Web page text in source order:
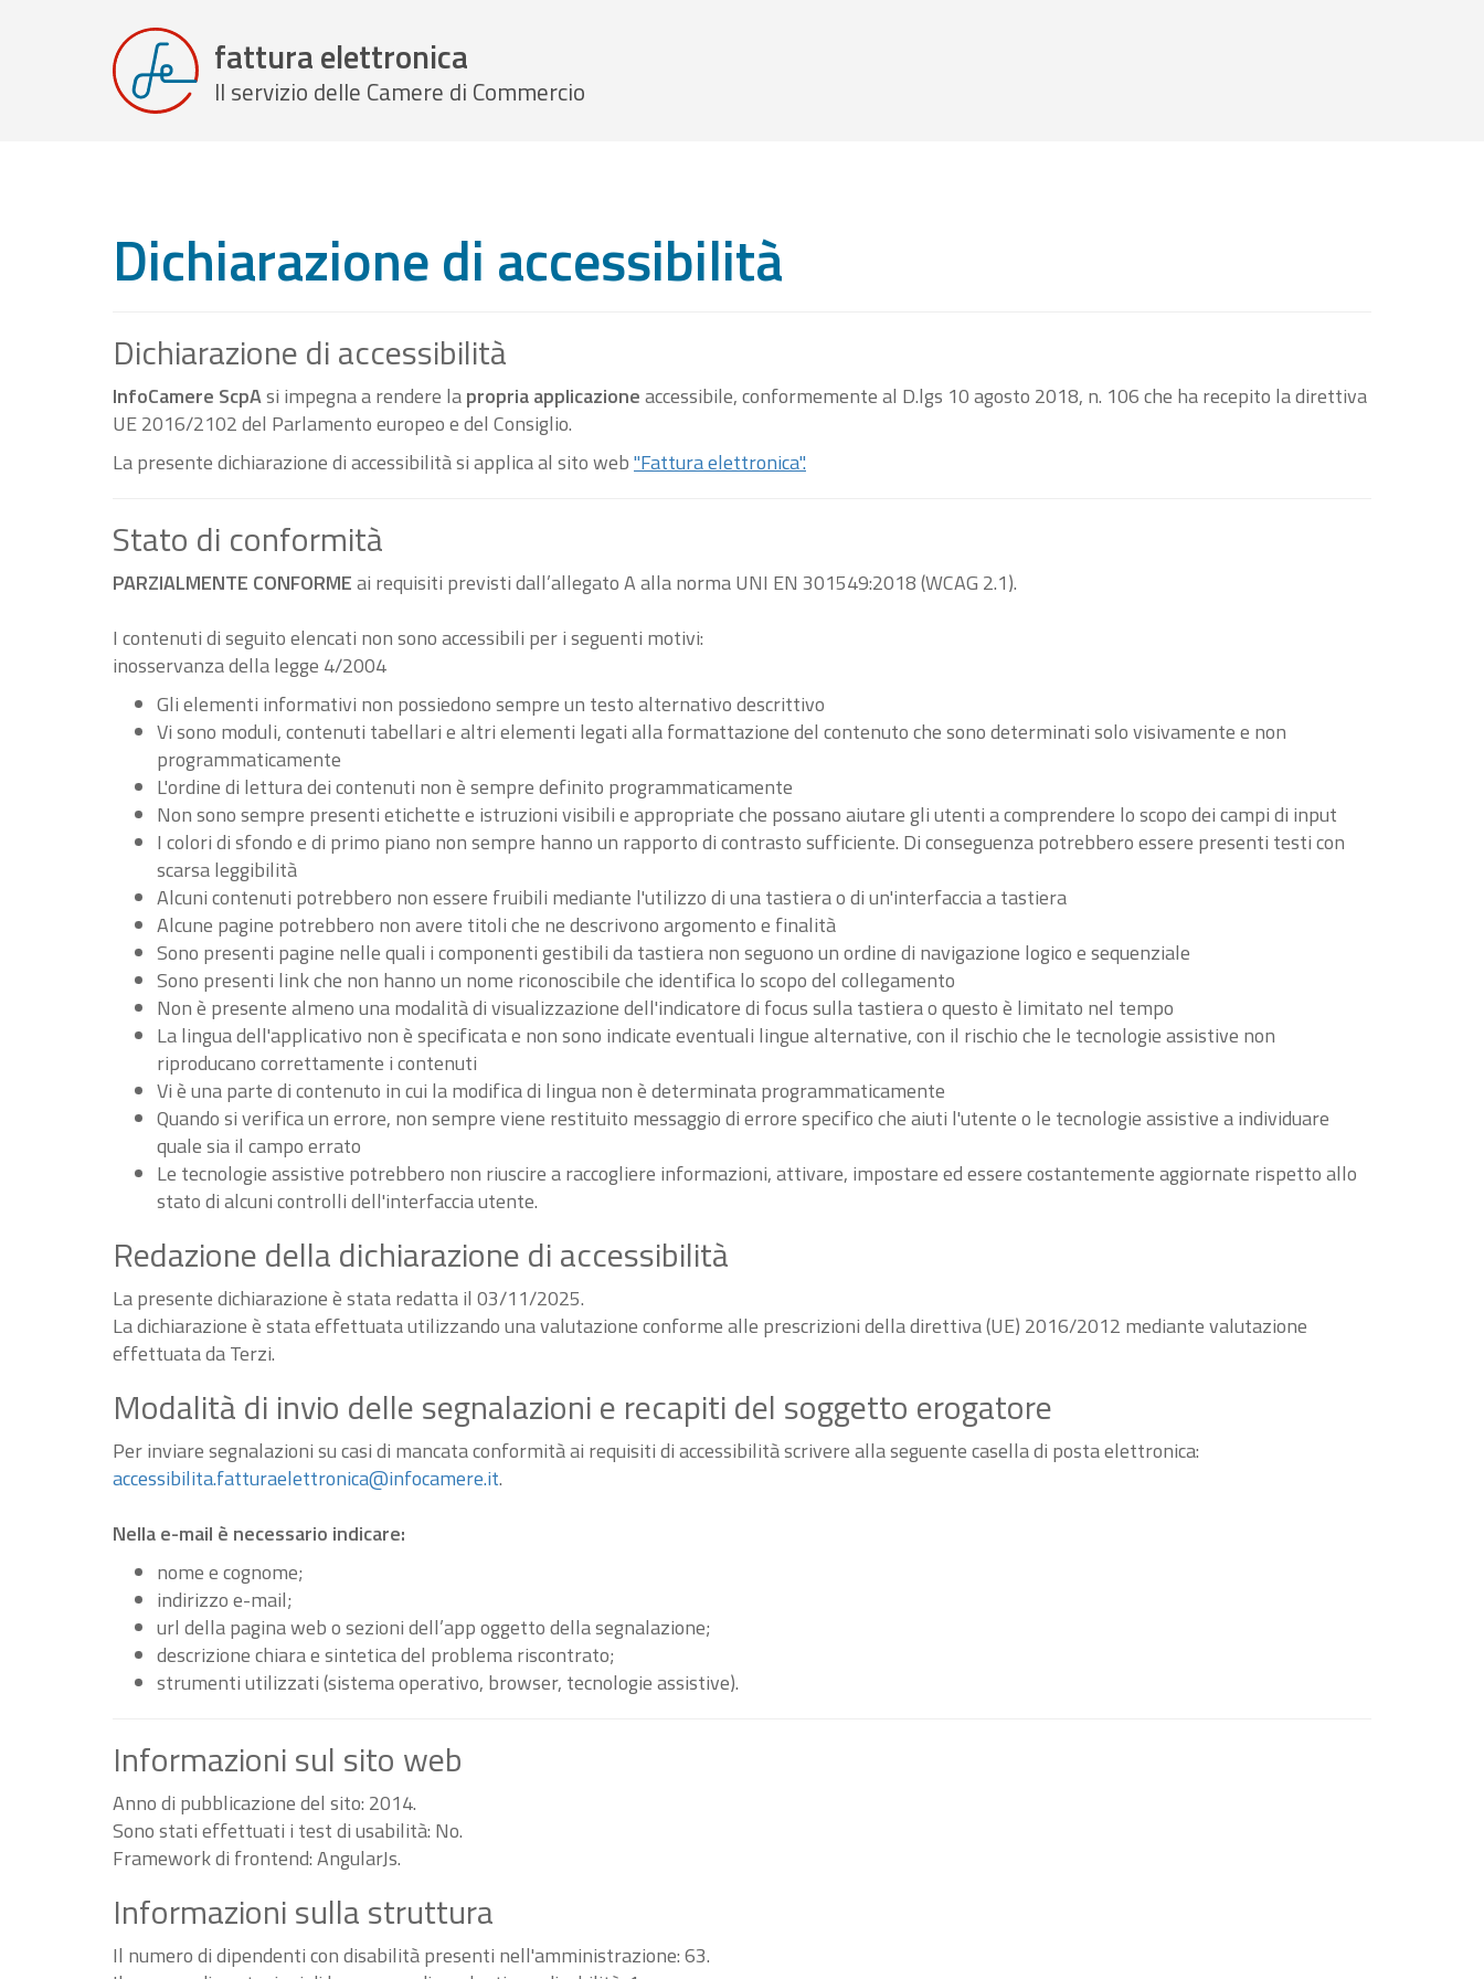
fattura elettronica
Il servizio delle Camere di Commercio
Dichiarazione di accessibilità
Dichiarazione di accessibilità
InfoCamere ScpAsi impegna a rendere lapropria applicazioneaccessibile, conformemente al D.lgs 10 agosto 2018, n. 106 che ha recepito la direttiva
UE 2016/2102 del Parlamento europeo e del Consiglio.
La presente dichiarazione di accessibilità si applica al sito web"Fattura elettronica".
Stato di conformità
PARZIALMENTE CONFORMEai requisiti previsti dall’allegato A alla norma UNI EN 301549:2018 (WCAG 2.1).
I contenuti di seguito elencati non sono accessibili per i seguenti motivi:
inosservanza della legge 4/2004
Gli elementi informativi non possiedono sempre un testo alternativo descrittivo
Vi sono moduli, contenuti tabellari e altri elementi legati alla formattazione del contenuto che sono determinati solo visivamente e non
programmaticamente
L'ordine di lettura dei contenuti non è sempre definito programmaticamente
Non sono sempre presenti etichette e istruzioni visibili e appropriate che possano aiutare gli utenti a comprendere lo scopo dei campi di input
I colori di sfondo e di primo piano non sempre hanno un rapporto di contrasto sufficiente. Di conseguenza potrebbero essere presenti testi con
scarsa leggibilità
Alcuni contenuti potrebbero non essere fruibili mediante l'utilizzo di una tastiera o di un'interfaccia a tastiera
Alcune pagine potrebbero non avere titoli che ne descrivono argomento e finalità
Sono presenti pagine nelle quali i componenti gestibili da tastiera non seguono un ordine di navigazione logico e sequenziale
Sono presenti link che non hanno un nome riconoscibile che identifica lo scopo del collegamento
Non è presente almeno una modalità di visualizzazione dell'indicatore di focus sulla tastiera o questo è limitato nel tempo
La lingua dell'applicativo non è specificata e non sono indicate eventuali lingue alternative, con il rischio che le tecnologie assistive non
riproducano correttamente i contenuti
Vi è una parte di contenuto in cui la modifica di lingua non è determinata programmaticamente
Quando si verifica un errore, non sempre viene restituito messaggio di errore specifico che aiuti l'utente o le tecnologie assistive a individuare
quale sia il campo errato
Le tecnologie assistive potrebbero non riuscire a raccogliere informazioni, attivare, impostare ed essere costantemente aggiornate rispetto allo
stato di alcuni controlli dell'interfaccia utente.
Redazione della dichiarazione di accessibilità
La presente dichiarazione è stata redatta il 03/11/2025.
La dichiarazione è stata effettuata utilizzando una valutazione conforme alle prescrizioni della direttiva (UE) 2016/2012 mediante valutazione
effettuata da Terzi.
Modalità di invio delle segnalazioni e recapiti del soggetto erogatore
Per inviare segnalazioni su casi di mancata conformità ai requisiti di accessibilità scrivere alla seguente casella di posta elettronica:
accessibilita.fatturaelettronica@infocamere.it.
Nella e-mail è necessario indicare:
nome e cognome;
indirizzo e-mail;
url della pagina web o sezioni dell’app oggetto della segnalazione;
descrizione chiara e sintetica del problema riscontrato;
strumenti utilizzati (sistema operativo, browser, tecnologie assistive).
Informazioni sul sito web
Anno di pubblicazione del sito: 2014.
Sono stati effettuati i test di usabilità: No.
Framework di frontend: AngularJs.
Informazioni sulla struttura
Il numero di dipendenti con disabilità presenti nell'amministrazione: 63.